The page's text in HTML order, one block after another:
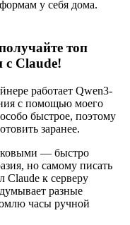
у себя дома.
топ
с Claude!
работает Qwen3-
с помощью моего
быстрое, поэтому
заранее.
— быстро
но самому писать
Claude к серверу
разные
часы ручной